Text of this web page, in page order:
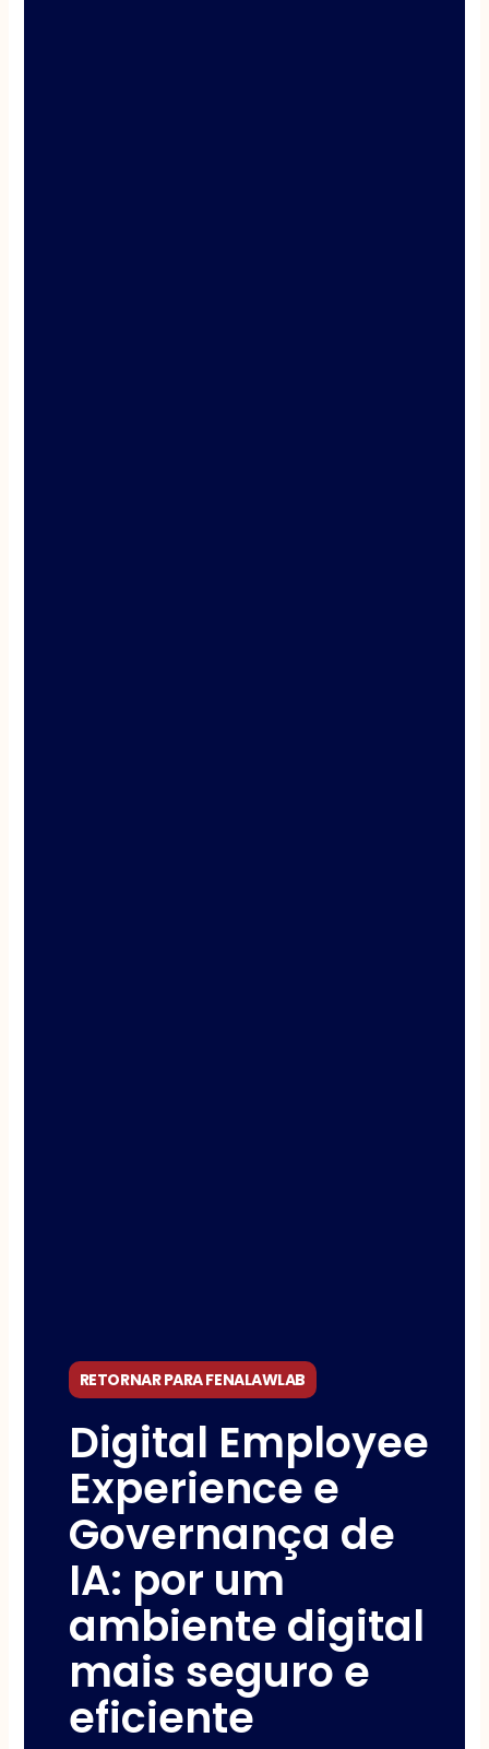
RETORNAR PARA FENALAWLAB
Digital Employee
Experience e
Governança de
IA: por um
ambiente digital
mais seguro e
eficiente